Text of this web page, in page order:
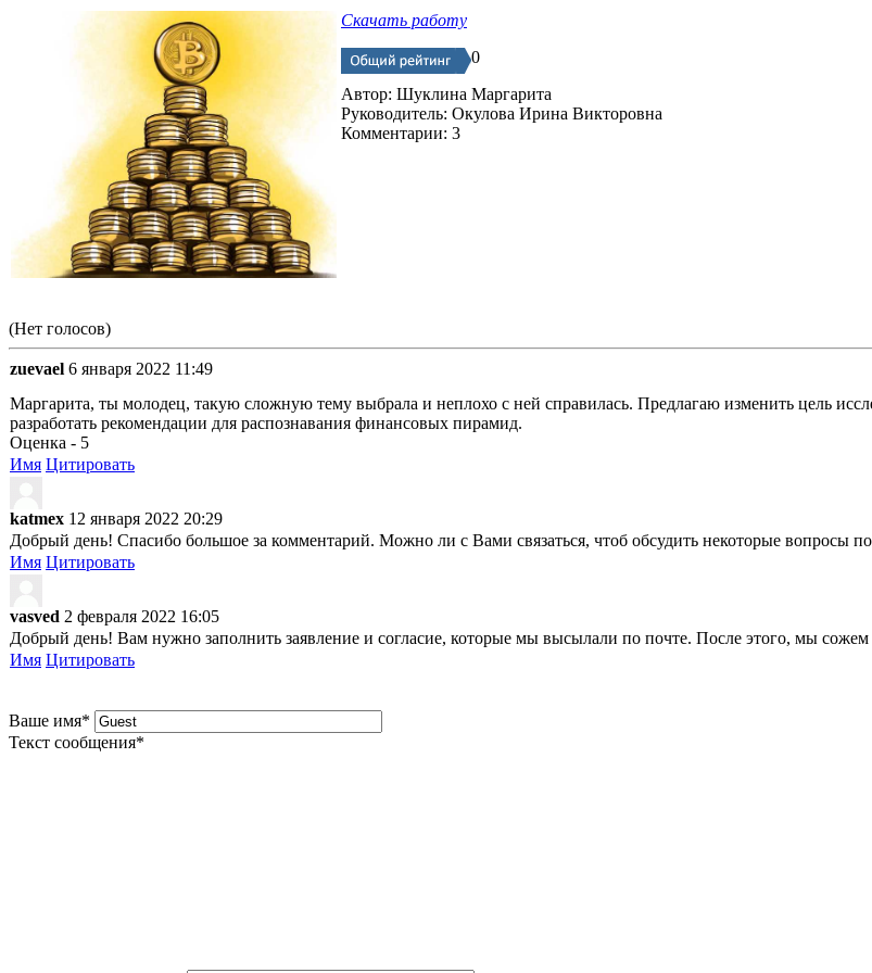
Скачать работу
0
Автор: Шуклина Маргарита
Руководитель: Окулова Ирина Викторовна
Комментарии: 3
(Нет голосов)
zuevael 6 января 2022 11:49
Маргарита, ты молодец, такую сложную тему выбрала и неплохо с ней справилась. Предлагаю изменить цель
разработать рекомендации для распознавания финансовых пирамид.
Оценка - 5
Имя Цитировать
katmex 12 января 2022 20:29
Добрый день! Спасибо большое за комментарий. Можно ли с Вами связаться, чтоб обсудить некоторые вопросы по
Имя Цитировать
vasved 2 февраля 2022 16:05
Добрый день! Вам нужно заполнить заявление и согласие, которые мы высылали по почте. После этого, мы сожем
Имя Цитировать
Ваше имя*
Текст сообщения*